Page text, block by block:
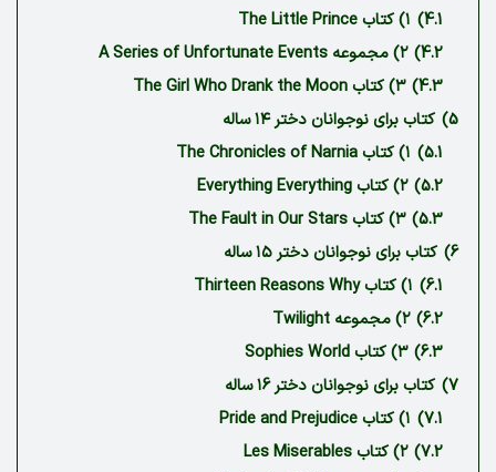
4.1)
۱) کتاب The Little Prince
4.2) ۲) مجموعه A Series of Unfortunate Events
4.3) ۳) کتاب The Girl Who Drank the Moon
5) کتاب برای نوجوانان دختر ۱۴ ساله
5.1)
۱) کتاب The Chronicles of Narnia
5.2) ۲) کتاب Everything Everything
5.3) ۳) کتاب The Fault in Our Stars
6) کتاب برای نوجوانان دختر ۱۵ ساله
6.1)
۱) کتاب Thirteen Reasons Why
6.2) ۲) مجموعه Twilight
6.3) ۳) کتاب Sophies World
7) کتاب برای نوجوانان دختر ۱6 ساله
7.1)
۱) کتاب Pride and Prejudice
7.2) ۲) کتاب Les Miserables